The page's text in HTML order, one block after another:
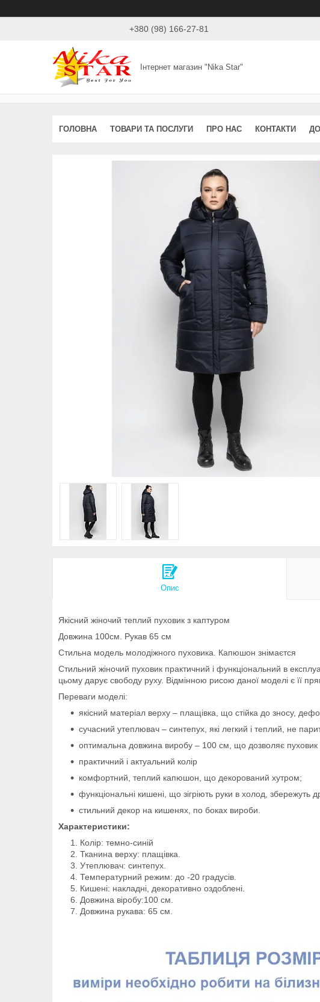
+380 (98) 166-27-81
Інтернет магазин "Nika Star"
ГОЛОВНА ТОВАРИ ТА ПОСЛУГИ ПРО НАС КОНТАКТИ
Опис
Якісний жіночий теплий пуховик з каптуром
Довжина 100см. Рукав 65 см
Стильна модель молодіжного пуховика. Капюшон знімаєтся
Стильний жіночий пуховик практичний і функціональний в
цьому дарує свободу руху. Відмінною рисою даної моделі є її
Переваги моделі:
якісний матеріал верху – плащівка, що стійка до зносу,
сучасний утеплювач – синтепух, які легкий і теплий, не
оптимальна довжина виробу – 100 см, що дозволяє
практичний і актуальний колір
комфортний, теплий капюшон, що декорований хутром;
функціональні кишені, що зігріють руки в холод, збережуть
стильний декор на кишенях, по боках вироби.
Характеристики:
Колір: темно-синій
Тканина верху: плащівка.
Утеплювач: синтепух.
Температурний режим: до -20 градусів.
Кишені: накладні, декоративно оздоблені.
Довжина віробу:100 см.
Довжина рукава: 65 см.